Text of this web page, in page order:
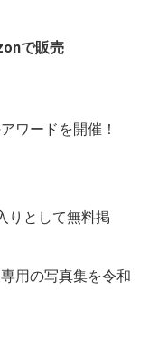
で販売
ワードを開催！
りとして無料掲
用の写真集を令和